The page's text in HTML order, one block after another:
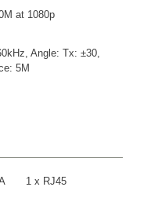
at 1080p
Angle: Tx: ±30,
5M
1 x RJ45